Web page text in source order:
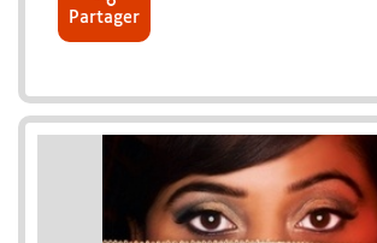
Partager